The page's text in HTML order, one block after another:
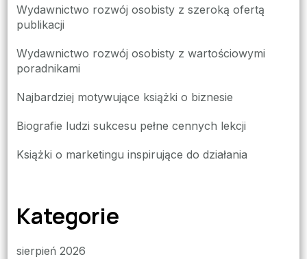
Wydawnictwo rozwój osobisty z szeroką ofertą
publikacji
Wydawnictwo rozwój osobisty z wartościowymi
poradnikami
Najbardziej motywujące książki o biznesie
Biografie ludzi sukcesu pełne cennych lekcji
Książki o marketingu inspirujące do działania
Kategorie
sierpień 2026